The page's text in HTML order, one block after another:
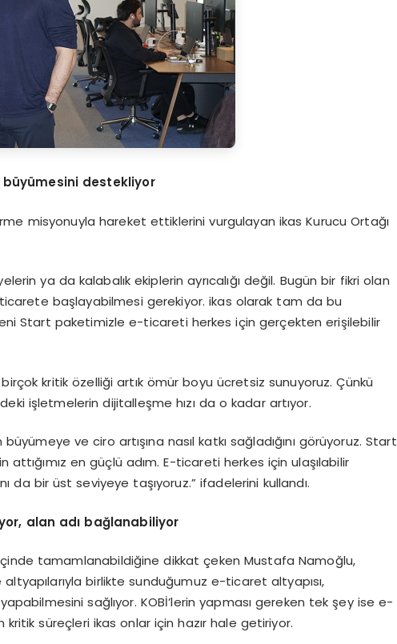
üyümesini destekliyor
misyonuyla hareket ettiklerini vurgulayan ikas Kurucu Ortağı
ya da kalabalık ekiplerin ayrıcalığı değil. Bugün bir fikri olan
başlayabilmesi gerekiyor. ikas olarak tam da bu
Start paketimizle e-ticareti herkes için gerçekten erişilebilir
kritik özelliği artık ömür boyu ücretsiz sunuyoruz. Çünkü
işletmelerin dijitalleşme hızı da o kadar artıyor.
ve ciro artışına nasıl katkı sağladığını görüyoruz. Start
attığımız en güçlü adım. E-ticareti herkes için ulaşılabilir
da bir üst seviyeye taşıyoruz.” ifadelerini kullandı.
alan adı bağlanabiliyor
tamamlanabildiğine dikkat çeken Mustafa Namoğlu,
birlikte sunduğumuz e-ticaret altyapısı,
sağlıyor. KOBİ’lerin yapması gereken tek şey ise e-
süreçleri ikas onlar için hazır hale getiriyor.